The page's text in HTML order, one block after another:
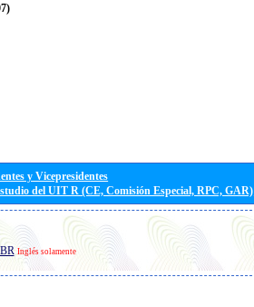
y Vicepresidentes
del UIT R (CE, Comisión Especial, RPC, GAR)
Inglés solamente